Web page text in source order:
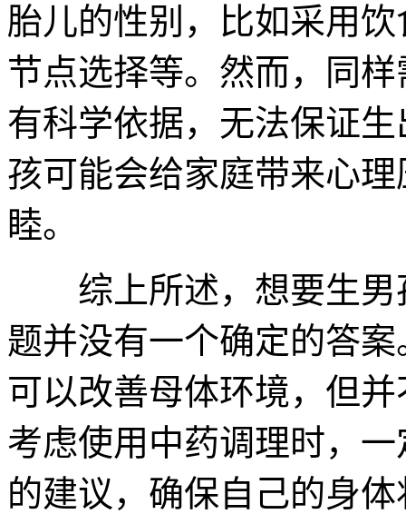
胎儿的性别，比如采用
节点选择等。然而，同
有科学依据，无法保证
孩可能会给家庭带来心
睦。
综上所述，想要生男
题并没有一个确定的答
可以改善母体环境，但
考虑使用中药调理时，
的建议，确保自己的身